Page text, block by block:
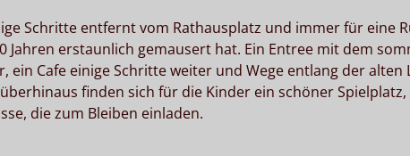
Schritte entfernt vom Rathausplatz und immer für eine
Jahren erstaunlich gemausert hat. Ein Entree mit dem
ein Cafe einige Schritte weiter und Wege entlang der alten
finden sich für die Kinder ein schöner
die zum Bleiben einladen.